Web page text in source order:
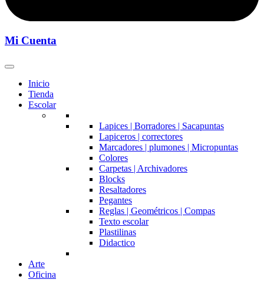
Mi Cuenta
Inicio
Tienda
Escolar
Lapices | Borradores | Sacapuntas
Lapiceros | correctores
Marcadores | plumones | Micropuntas
Colores
Carpetas | Archivadores
Blocks
Resaltadores
Pegantes
Reglas | Geométricos | Compas
Texto escolar
Plastilinas
Didactico
Arte
Oficina